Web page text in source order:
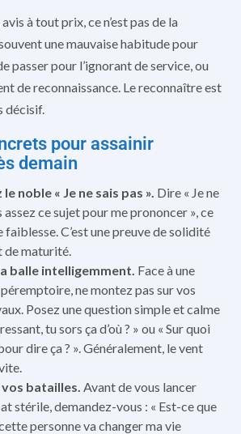
à tout prix, ce n’est pas de la
une mauvaise habitude pour
passer pour l’ignorant de service, ou
de reconnaissance. Le reconnaître est
décisif.
pour assainir
demain
noble « Je ne sais pas ». Dire « Je ne
ce sujet pour me prononcer », ce
faiblesse. C’est une preuve de solidité
de maturité.
balle intelligemment. Face à une
ne montez pas sur vos
Posez une question simple et calme
tu sors ça d’où ? » ou « Sur quoi
dire ça ? ». Généralement, le vent
batailles. Avant de vous lancer
stérile, demandez-vous : « Est-ce que
personne va changer ma vie